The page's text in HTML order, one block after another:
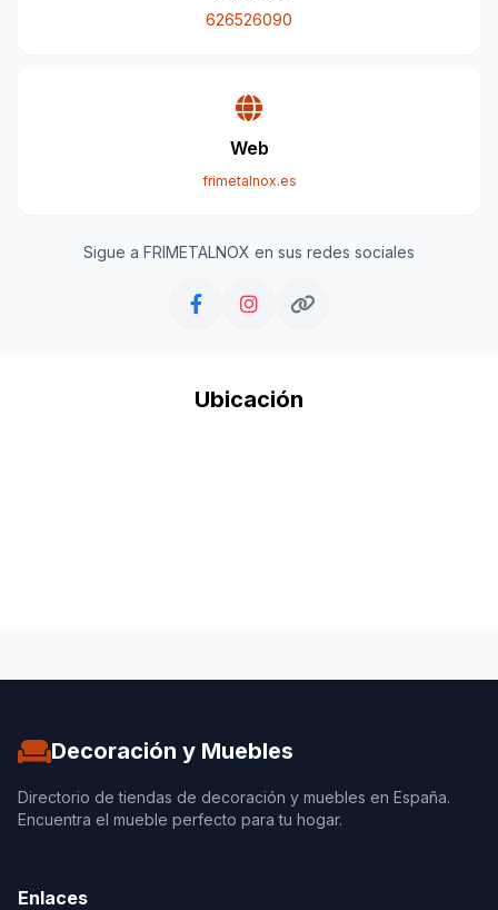
626526090
Web
frimetalnox.es
Sigue a FRIMETALNOX en sus redes sociales
Ubicación
Decoración y Muebles
Directorio de tiendas de decoración y muebles en España.
Encuentra el mueble perfecto para tu hogar.
Enlaces